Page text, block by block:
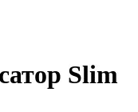
Slim